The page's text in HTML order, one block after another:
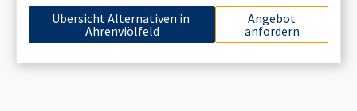
Übersicht Alternativen in
Ahrenviölfeld
Angebot
anfordern